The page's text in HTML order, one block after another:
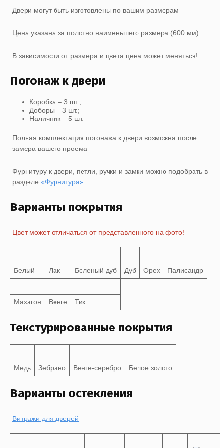
Двери могут быть изготовлены по вашим размерам
Цена указана за полотно наименьшего размера (600 мм)
В зависимости от размера и цвета цена может меняться!
Погонаж к двери
Коробка – 3 шт.;
Доборы – 3 шт.;
Наличник – 5 шт.
Полная комплектация погонажа к двери возможна после
замера вашего проема
Фурнитуру к двери, петли, ручки и замки можно подобрать в
разделе «Фурнитура»
Варианты покрытия
Цвет может отличаться от представленного на фото!
Белый Лак Беленый дуб Дуб Орех Палисандр
Махагон Венге Тик
Текстурированные покрытия
Медь Зебрано Венге-серебро Белое золото
Варианты остекления
Витражи для дверей